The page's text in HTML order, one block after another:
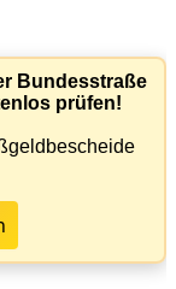
Bundesstraße
prüfen!